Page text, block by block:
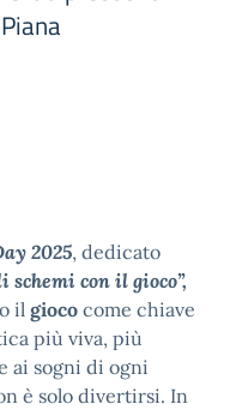
2025, dedicato
schemi con il gioco”,
il gioco come chiave
più viva, più
ai sogni di ogni
è solo divertirsi. In